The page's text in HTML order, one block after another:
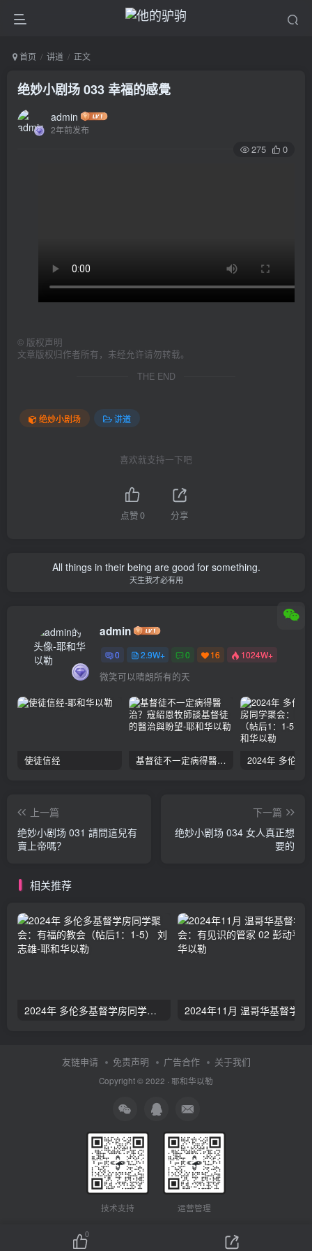
首页 讲道 正文
绝妙小剧场 033 幸福的感覺
admin
2年前发布
275 0
© 版权声明
文章版权归作者所有，未经允许请勿转载。
THE END
绝妙小剧场 讲道
喜欢就支持一下吧
点赞0 分享
All things in their being are good for something.
天生我才必有用
admin
0 2.9W+ 0 16 1024W+
微笑可以晴朗所有的天
使徒信经 基督徒不一定病得醫治？寇紹恩牧師談基督徒的醫治與盼望
上一篇
绝妙小剧场 031 請問這兒有
賣上帝嗎？
下一篇
绝妙小剧场 034 女人真正想
要的
相关推荐
2024年 多伦多基督学房同学聚会：有福的教会（帖后1：1-5） 刘志雄
友链申请 免责声明 广告合作 关于我们
Copyright © 2022 · 耶和华以勒
技术支持 运营管理
0